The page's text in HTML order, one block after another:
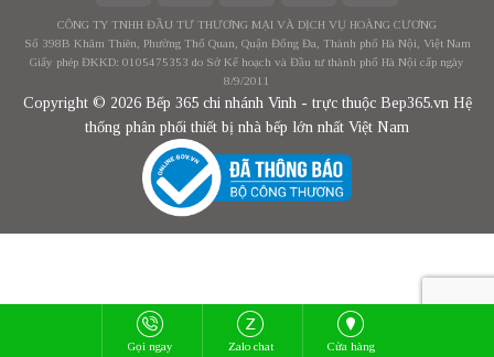
CÔNG TY TNHH ĐẦU TƯ THƯƠNG MẠI VÀ DỊCH VỤ HOÀNG CƯƠNG
Số 398B Khâm Thiên, Phường Thổ Quan, Quận Đống Đa, Thành phố Hà Nội, Việt Nam
Giấy phép ĐKKD: 0105475353 do Sở Kế hoạch và Đầu tư thành phố Hà Nội cấp ngày
8/9/2011
Copyright © 2026 Bếp 365 chi nhánh Vinh - trực thuộc Bep365.vn Hệ
thống phân phối thiết bị nhà bếp lớn nhất Việt Nam
Gọi ngay Zalo chat Cửa hàng